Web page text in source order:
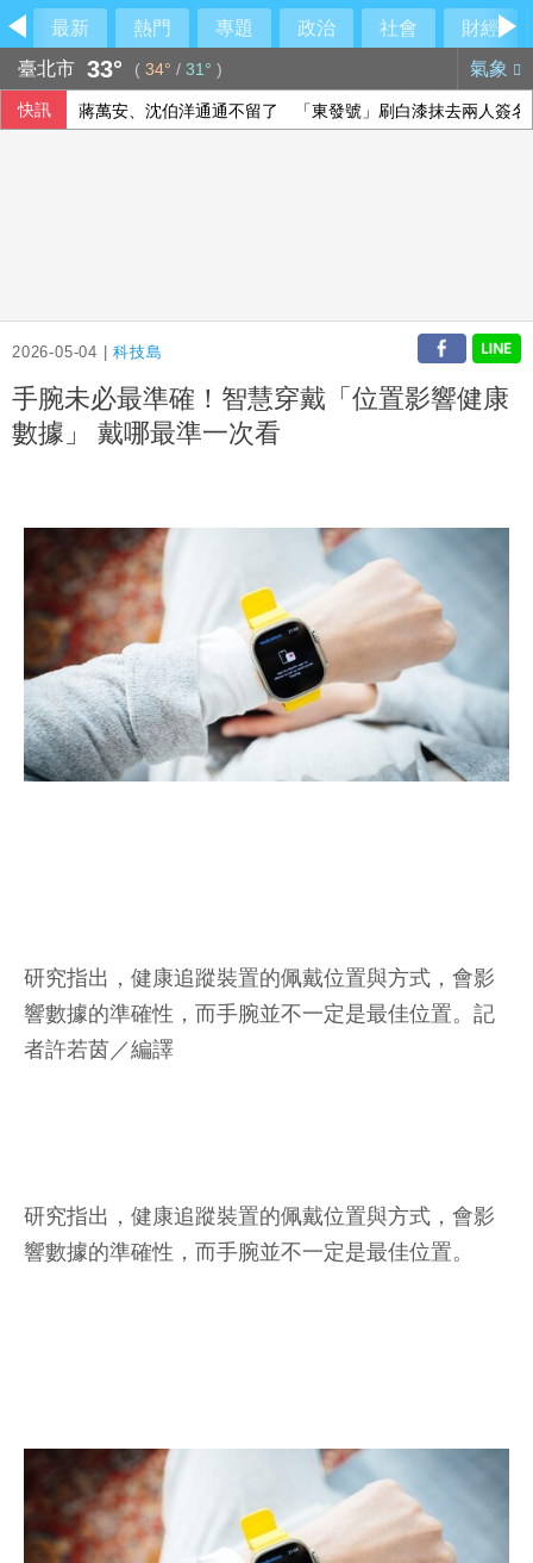
最新 熱門 專題 政治 社會
財經
臺北市 33° ( 34° / 31° ) 氣象
快訊 蔣萬安、沈伯洋通通不留了 「東發號」刷白漆抹去兩人簽名
2026-05-04 |科技島
手腕未必最準確！智慧穿戴「位置影響健康
數據」 戴哪最準一次看
研究指出，健康追蹤裝置的佩戴位置與方式，會影
響數據的準確性，而手腕並不一定是最佳位置。 記
者許若茵／編譯
研究指出，健康追蹤裝置的佩戴位置與方式，會影
響數據的準確性，而手腕並不一定是最佳位置。